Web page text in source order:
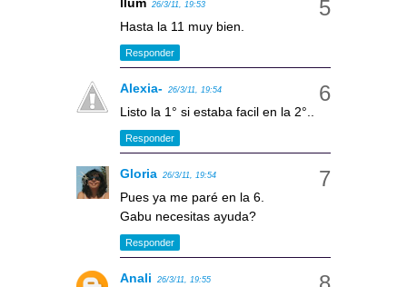
llum 26/3/11, 19:53
Hasta la 11 muy bien.
Responder
Alexia- 26/3/11, 19:54
Listo la 1° si estaba facil en la 2°..
Responder
Gloria 26/3/11, 19:54
Pues ya me paré en la 6.
Gabu necesitas ayuda?
Responder
Anali 26/3/11, 19:55